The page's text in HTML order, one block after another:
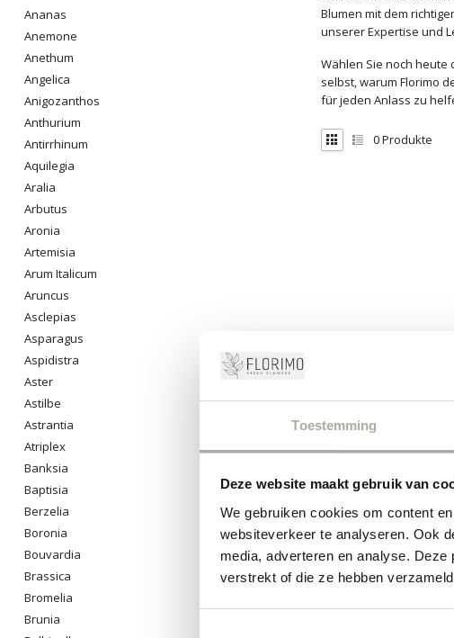
Toestemming
Deze website maakt gebruik van
We gebruiken cookies om content
websiteverkeer te analyseren. Ook
media, adverteren en analyse.
verstrekt of die ze hebben
Ananas
Anemone
Anethum
Angelica
Anigozanthos
Anthurium
Antirrhinum
Aquilegia
Aralia
Arbutus
Aronia
Artemisia
Arum Italicum
Aruncus
Asclepias
Asparagus
Aspidistra
Aster
Astilbe
Astrantia
Atriplex
Banksia
Baptisia
Berzelia
Boronia
Bouvardia
Brassica
Bromelia
Brunia
Blumen mit dem
unserer Expertise und
Wählen Sie noch heute
selbst, warum Florimo
für jeden Anlass zu
0Produkte